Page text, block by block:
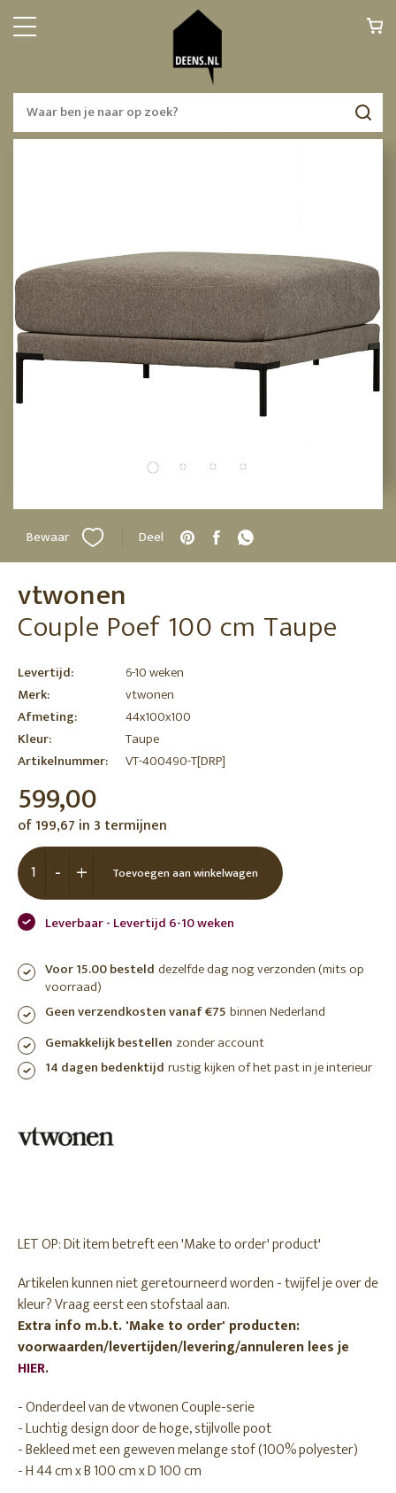
Bewaar Deel
vtwonen
Couple Poef 100 cm Taupe
Levertijd:
6-10 weken
Merk:
vtwonen
Afmeting:
44x100x100
Kleur:
Taupe
Artikelnummer:
VT-400490-T[DRP]
599,00
of 199,67 in 3 termijnen
+
- Toevoegen aan winkelwagen
Leverbaar - Levertijd 6-10 weken
Voor 15.00 besteld dezelfde dag nog verzonden (mits op
voorraad)
Geen verzendkosten vanaf €75 binnen Nederland
Gemakkelijk bestellen zonder account
14 dagen bedenktijd rustig kijken of het past in je interieur
LET OP: Dit item betreft een 'Make to order' product'
Artikelen kunnen niet geretourneerd worden - twijfel je over de
kleur? Vraag eerst een stofstaal aan.
Extra info m.b.t. 'Make to order' producten:
voorwaarden/levertijden/levering/annuleren lees je
HIER.
- Onderdeel van de vtwonen Couple-serie
- Luchtig design door de hoge, stijlvolle poot
- Bekleed met een geweven melange stof (100% polyester)
- H 44 cm x B 100 cm x D 100 cm